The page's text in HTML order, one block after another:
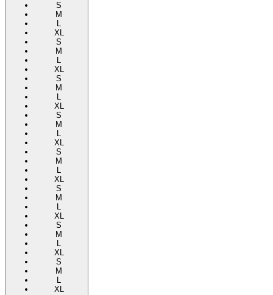
S
M
L
XL
S
M
L
XL
S
M
L
XL
S
M
L
XL
S
M
L
XL
S
M
L
XL
S
M
L
XL
S
M
L
XL